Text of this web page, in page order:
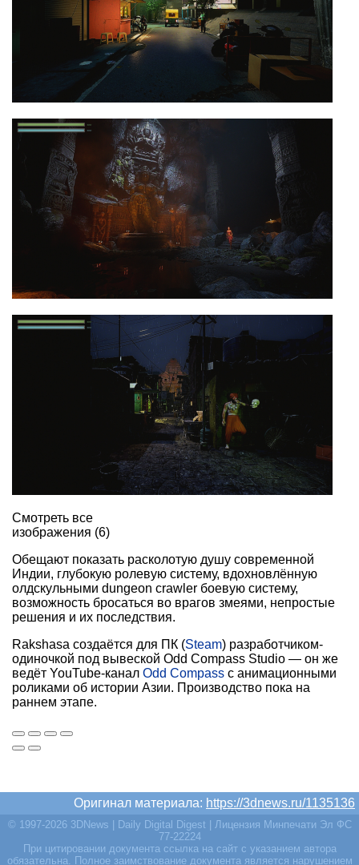
Смотреть все
изображения (6)
Обещают показать расколотую душу современной
Индии, глубокую ролевую систему, вдохновлённую
олдскульными dungeon crawler боевую систему,
возможность бросаться во врагов змеями, непростые
решения и их последствия.
Rakshasa создаётся для ПК (Steam) разработчиком-
одиночкой под вывеской Odd Compass Studio — он же
ведёт YouTube-канал Odd Compass с анимационными
роликами об истории Азии. Производство пока на
раннем этапе.
Оригинал материала: https://3dnews.ru/1135136
© 1997-2026 3DNews | Daily Digital Digest | Лицензия Минпечати Эл ФС
77-22224
При цитировании документа ссылка на сайт с указанием автора
обязательна. Полное заимствование документа является нарушением